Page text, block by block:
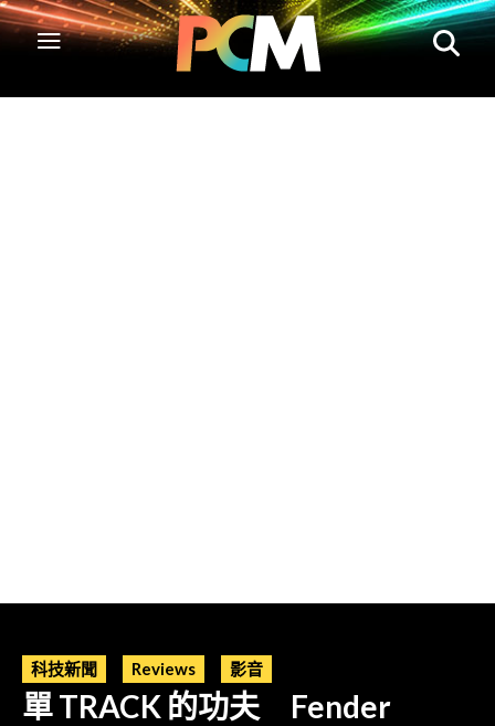
科技新聞 Reviews 影音
單 TRACK 的功夫 Fender